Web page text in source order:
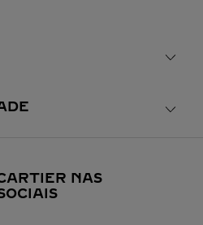
NAS